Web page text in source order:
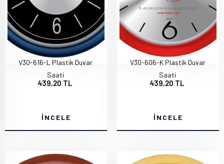
V30-616-L Plastik Duvar
Saati
439,20 TL
İNCELE
V30-606-K Plastik Duvar
Saati
439,20 TL
İNCELE